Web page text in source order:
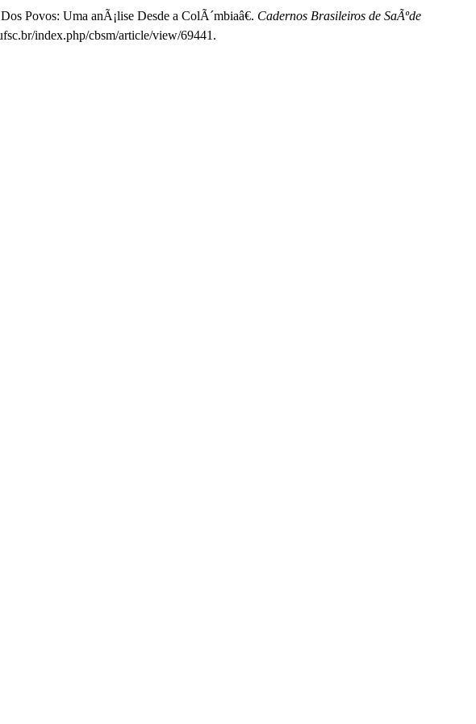
Povos: Uma anÃ¡lise Desde a ColÃ´mbiaâ€. Cadernos Brasileiros de SaÃºde
index.php/cbsm/article/view/69441.